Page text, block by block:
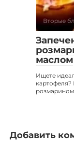
Вторые
маслом
Ищете
Добавить